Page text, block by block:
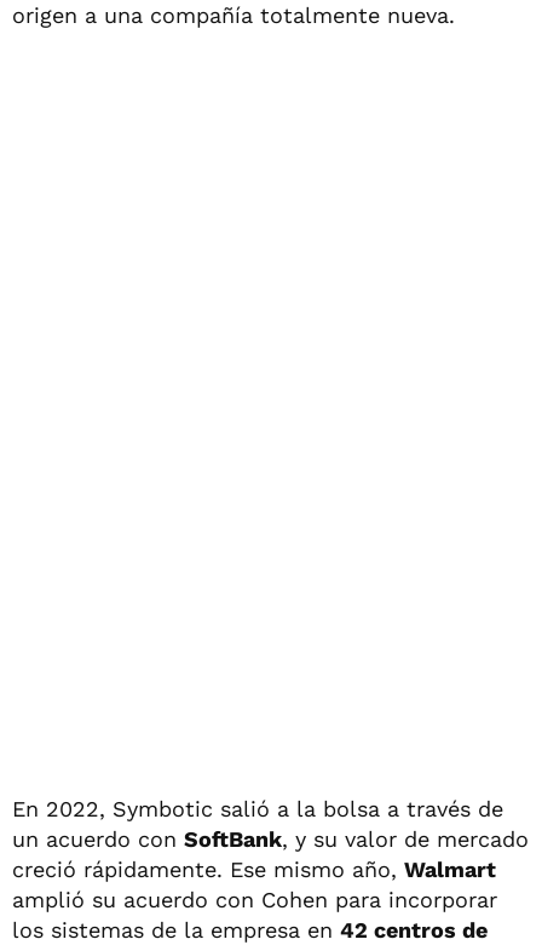
origen a una compañía totalmente nueva.
En 2022, Symbotic salió a la bolsa a través de
un acuerdo con SoftBank, y su valor de mercado
creció rápidamente. Ese mismo año, Walmart
amplió su acuerdo con Cohen para incorporar
los sistemas de la empresa en 42 centros de